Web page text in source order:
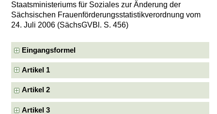
Staatsministeriums für Soziales zur Änderung der
Sächsischen Frauenförderungsstatistikverordnung vom
24. Juli 2006 (SächsGVBl. S. 456)
Eingangsformel
Artikel 1
Artikel 2
Artikel 3